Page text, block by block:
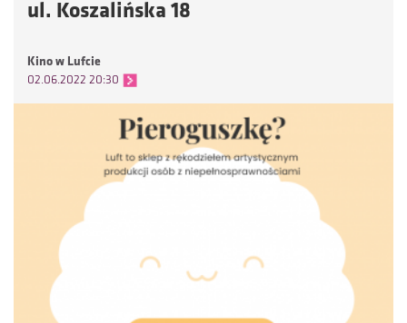
ul. Koszalińska 18
Kino w Lufcie
02.06.2022 20:30